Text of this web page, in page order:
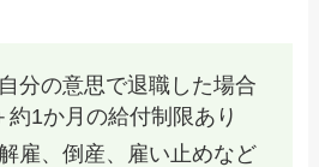
分の意思で退職した場合
約1か月の給付制限あり
雇、倒産、雇い止めなど